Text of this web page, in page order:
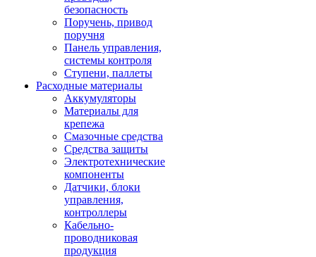
безопасность
Поручень, привод
поручня
Панель управления,
системы контроля
Ступени, паллеты
Расходные материалы
Аккумуляторы
Материалы для
крепежа
Смазочные средства
Средства защиты
Электротехнические
компоненты
Датчики, блоки
управления,
контроллеры
Кабельно-
проводниковая
продукция